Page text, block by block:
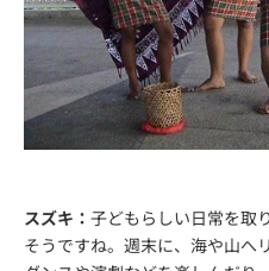
スズキ： 子どもらしい日常を取
そうですね。週末に、海や山へ